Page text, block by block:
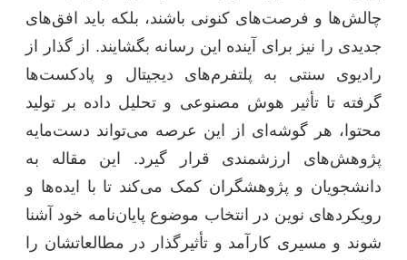
چالش‌ها و فرصت‌های کنونی باشند، بلکه باید افق‌های
جدیدی را نیز برای آینده این رسانه بگشایند. از گذار از
رادیوی سنتی به پلتفرم‌های دیجیتال و پادکست‌ها
گرفته تا تأثیر هوش مصنوعی و تحلیل داده بر تولید
محتوا، هر گوشه‌ای از این عرصه می‌تواند دست‌مایه
پژوهش‌های ارزشمندی قرار گیرد. این مقاله به
دانشجویان و پژوهشگران کمک می‌کند تا با ایده‌ها و
رویکردهای نوین در انتخاب موضوع پایان‌نامه خود آشنا
شوند و مسیری کارآمد و تأثیرگذار در مطالعاتشان را